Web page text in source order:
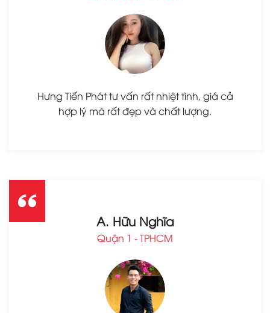
Hưng Tiến Phát tư vấn rất nhiệt tình, giá cả
hợp lý mà rất đẹp và chất lượng.
A. Hữu Nghĩa
Quận 1 - TPHCM